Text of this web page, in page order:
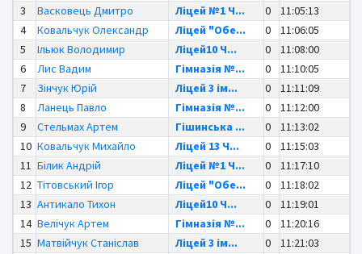
3
Васковець Дмитро Ліцей №1 Ч... 0
11:05:13
4
Ковальчук Олександр Ліцей "Обе... 0
11:06:05
5
Ільюк Володимир Ліцей10 Ч... 0
11:08:00
6
Лис Вадим Гімназія №... 0
11:10:05
7
Зінчук Юрій Ліцей 3 ім... 0
11:11:09
8
Ланець Павло Гімназія №... 0
11:12:00
9
Стельмах Артем Гішинська ... 0
11:13:02
10 Ковальчук Михайло Ліцей 13 Ч... 0
11:15:03
11 Білик Андрій Ліцей №1 Ч... 0
11:17:10
12 Тітовський Ігор Ліцей "Обе... 0
11:18:02
13 Антикало Тихон Ліцей10 Ч... 0
11:19:01
14 Велічук Артем Гімназія №... 0
11:20:16
15 Матвійчук Станіслав Ліцей 3 ім... 0
11:21:03